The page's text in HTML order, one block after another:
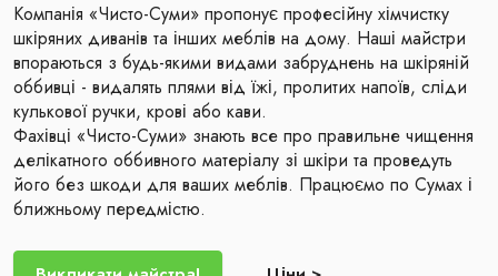
Компанія «Чисто-Суми» пропонує професійну хімчистку
шкіряних диванів та інших меблів на дому. Наші майстри
впораються з будь-якими видами забруднень на шкіряній
оббивці - видалять плями від їжі, пролитих напоїв, сліди
кулькової ручки, крові або кави.
Фахівці «Чисто-Суми» знають все про правильне чищення
делікатного оббивного матеріалу зі шкіри та проведуть
його без шкоди для ваших меблів. Працюємо по Сумах і
ближньому передмістю.